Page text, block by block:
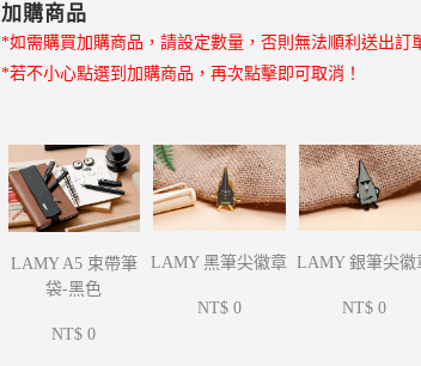
加購商品
*如需購買加購商品，請設定數量，否則無法順利送出訂
*若不小心點選到加購商品，再次點擊即可取消！
LAMY A5 束帶筆
袋-黑色
NT$ 0
LAMY 黑筆尖徽章
NT$ 0
LAMY 銀筆尖徽
NT$ 0